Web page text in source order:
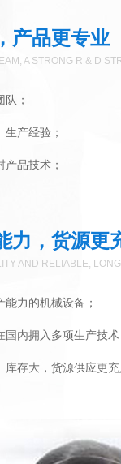
产品更专业
A STRONG R & D
；
生产经验；
产品技术；
力，货源更
AND RELIABLE,
力的机械设备；
内拥入多项生产技术
库存大，货源供应更充